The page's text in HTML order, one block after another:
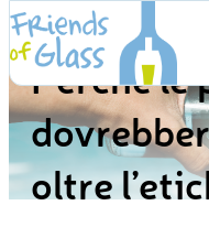
Skip
to
content
CAMPAGNA
Perché le
oltre